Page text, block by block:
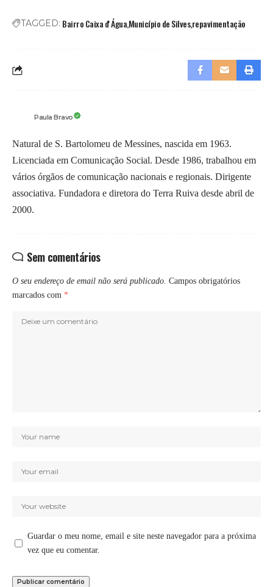
TAGGED: Bairro Caixa d' ÁguaMunicípio de Silvesrepavimentação
Paula Bravo
Natural de S. Bartolomeu de Messines, nascida em 1963.
Licenciada em Comunicação Social. Desde 1986, trabalhou em
vários órgãos de comunicação nacionais e regionais. Dirigente
associativa. Fundadora e diretora do Terra Ruiva desde abril de
2000.
Sem comentários
O seu endereço de email não será publicado. Campos obrigatórios
marcados com *
Guardar o meu nome, email e site neste navegador para a próxima
vez que eu comentar.